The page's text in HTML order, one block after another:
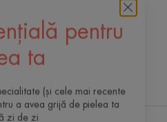
pentru
ta
(și cele mai recente
a avea grijă de pielea ta
o